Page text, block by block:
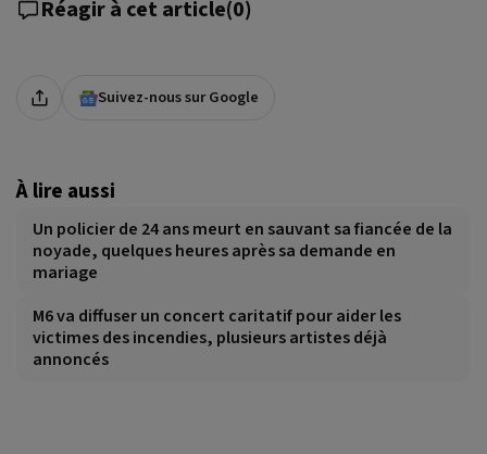
Réagir à cet article(0)
Suivez-nous sur Google
À lire aussi
Un policier de 24 ans meurt en sauvant sa fiancée de la
noyade, quelques heures après sa demande en
mariage
M6 va diffuser un concert caritatif pour aider les
victimes des incendies, plusieurs artistes déjà
annoncés